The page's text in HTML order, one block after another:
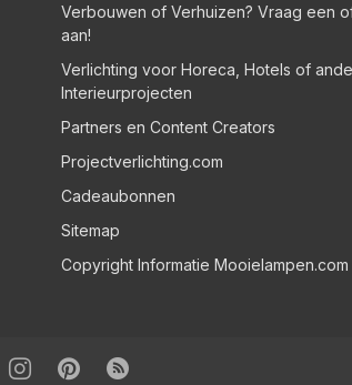
Verbouwen of Verhuizen? Vraag een
aan!
Verlichting voor Horeca, Hotels of
Interieurprojecten
Partners en Content Creators
Projectverlichting.com
Cadeaubonnen
Sitemap
Copyright Informatie Mooielampen.com